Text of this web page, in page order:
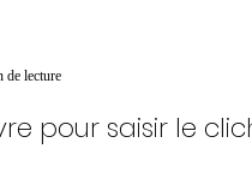
de lecture
pour saisir le